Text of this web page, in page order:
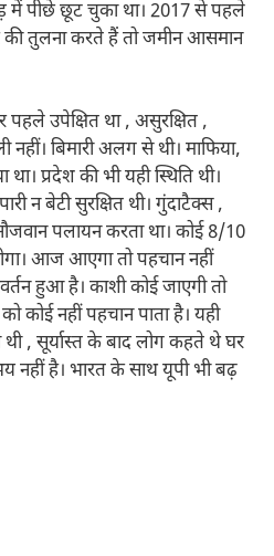
में पीछे छूट चुका था। 2017 से पहले
तुलना करते हैं तो जमीन आसमान
पहले उपेक्षित था , असुरक्षित ,
नहीं। बिमारी अलग से थी। माफिया,
प्रदेश की भी यही स्थिति थी।
न बेटी सुरक्षित थी। गुंदाटैक्स ,
पलायन करता था। कोई 8/10
आज आएगा तो पहचान नहीं
हुआ है। काशी कोई जाएगी तो
कोई नहीं पहचान पाता है। यही
, सूर्यास्त के बाद लोग कहते थे घर
नहीं है। भारत के साथ यूपी भी बढ़